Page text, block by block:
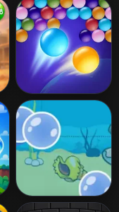
Bubble Trouble
Endless Bubbles